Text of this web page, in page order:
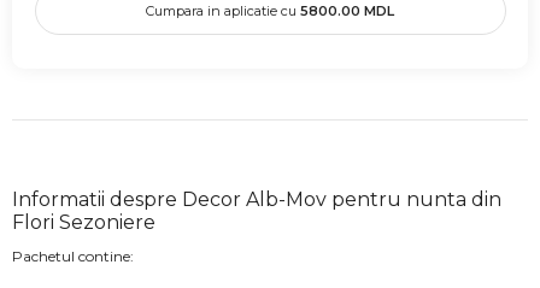
Cumpara in aplicatie cu 5800.00 MDL
Informatii despre Decor Alb-Mov pentru nunta din
Flori Sezoniere
Pachetul contine: